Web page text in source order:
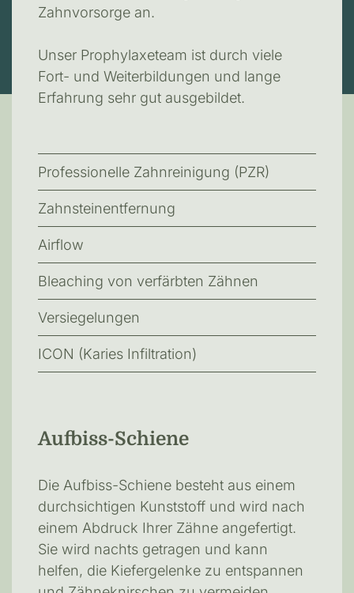
Zahnvorsorge an.
Unser Prophylaxeteam ist durch viele
Fort- und Weiterbildungen und lange
Erfahrung sehr gut ausgebildet.
Professionelle Zahnreinigung (PZR)
Zahnsteinentfernung
Airflow
Bleaching von verfärbten Zähnen
Versiegelungen
ICON (Karies Infiltration)
Aufbiss-Schiene
Die Aufbiss-Schiene besteht aus einem
durchsichtigen Kunststoff und wird nach
einem Abdruck Ihrer Zähne angefertigt.
Sie wird nachts getragen und kann
helfen, die Kiefergelenke zu entspannen